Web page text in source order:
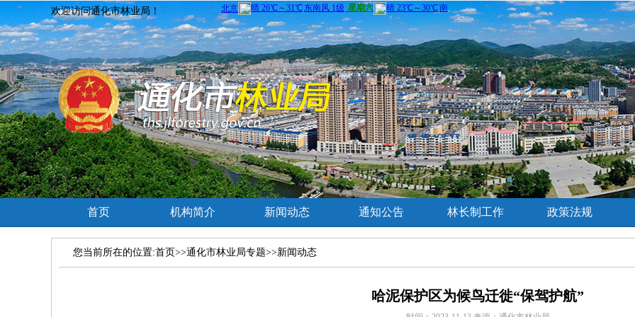
欢迎访问通化市林业局！
首页 机构简介 新闻动态 通知公告 林长制工作 政策法规
您当前所在的位置:首页>>通化市林业局专题>>新闻动态
哈泥保护区为候鸟迁徙“保驾护航”